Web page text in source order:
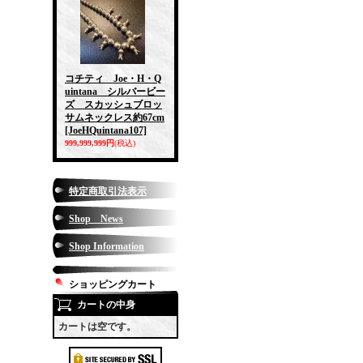
コチティ Joe・H・Q
uintana シルバービー
ズ スカッシュブロッ
サムネックレス約67cm
[JoeHQuintana107]
999,999,999円(税込)
特定商取引法表示
Shop News
Shop Information
ショッピングカート
カートの中身
カートは空です。